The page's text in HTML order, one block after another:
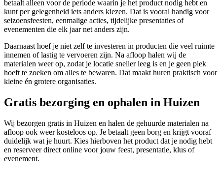
betaalt alleen voor de periode waarin je het product nodig hebt en
kunt per gelegenheid iets anders kiezen. Dat is vooral handig voor
seizoensfeesten, eenmalige acties, tijdelijke presentaties of
evenementen die elk jaar net anders zijn.
Daarnaast hoef je niet zelf te investeren in producten die veel ruimte
innemen of lastig te vervoeren zijn. Na afloop halen wij de
materialen weer op, zodat je locatie sneller leeg is en je geen plek
hoeft te zoeken om alles te bewaren. Dat maakt huren praktisch voor
kleine én grotere organisaties.
Gratis bezorging en ophalen in Huizen
Wij bezorgen gratis in Huizen en halen de gehuurde materialen na
afloop ook weer kosteloos op. Je betaalt geen borg en krijgt vooraf
duidelijk wat je huurt. Kies hierboven het product dat je nodig hebt
en reserveer direct online voor jouw feest, presentatie, klus of
evenement.